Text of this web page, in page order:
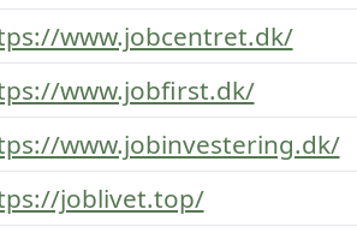
www.jobcentret.dk/
www.jobfirst.dk/
www.jobinvestering.dk/
joblivet.top/